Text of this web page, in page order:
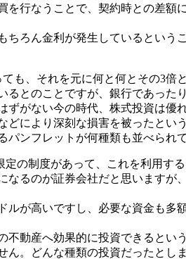
行なうことで、契約時との差
ろん金利が発生しているとい
も、それを元に何と何とその3倍
とのことですが、銀行であった
がない今の時代、株式投資は
により深刻な損害を被ったと
ンフレットが何種類も並べら
の制度があって、これを利用す
るのが証券会社だと思います
が高いですし、必要な資金も
動産へ効果的に投資できるとい
。どんな種類の投資だったと